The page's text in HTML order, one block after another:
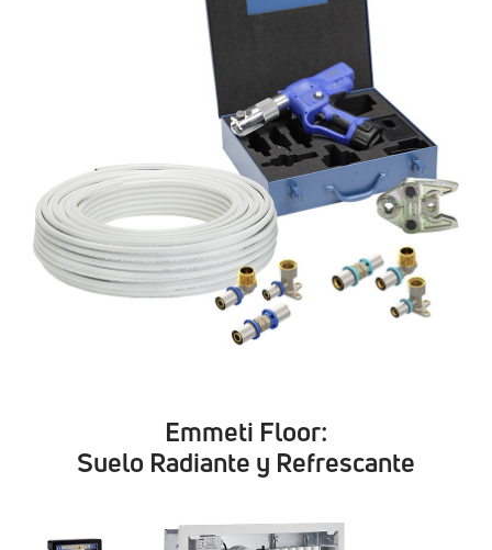
Emmeti Floor:
Suelo Radiante y Refrescante